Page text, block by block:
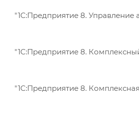
"1С:Предприятие 8. Управление
"1С:Предприятие 8.
"1С:Предприятие 8.